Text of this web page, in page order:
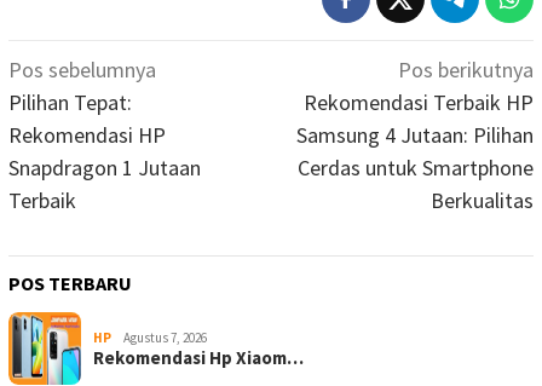
Navigasi
pos
Pos sebelumnya
Pilihan Tepat:
Rekomendasi HP
Snapdragon 1 Jutaan
Terbaik
Pos berikutnya
Rekomendasi Terbaik HP
Samsung 4 Jutaan: Pilihan
Cerdas untuk Smartphone
Berkualitas
POS TERBARU
HP Agustus 7, 2026
Rekomendasi Hp Xiaom…